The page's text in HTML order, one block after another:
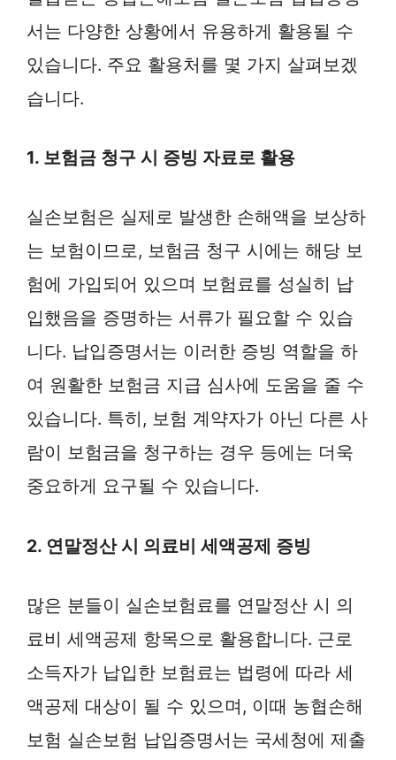
서는 다양한 상황에서 유용하게 활용될 수
있습니다. 주요 활용처를 몇 가지 살펴보겠
습니다.
1. 보험금 청구 시 증빙 자료로 활용
실손보험은 실제로 발생한 손해액을 보상하
는 보험이므로, 보험금 청구 시에는 해당 보
험에 가입되어 있으며 보험료를 성실히 납
입했음을 증명하는 서류가 필요할 수 있습
니다. 납입증명서는 이러한 증빙 역할을 하
여 원활한 보험금 지급 심사에 도움을 줄 수
있습니다. 특히, 보험 계약자가 아닌 다른 사
람이 보험금을 청구하는 경우 등에는 더욱
중요하게 요구될 수 있습니다.
2. 연말정산 시 의료비 세액공제 증빙
많은 분들이 실손보험료를 연말정산 시 의
료비 세액공제 항목으로 활용합니다. 근로
소득자가 납입한 보험료는 법령에 따라 세
액공제 대상이 될 수 있으며, 이때 농협손해
보험 실손보험 납입증명서는 국세청에 제출